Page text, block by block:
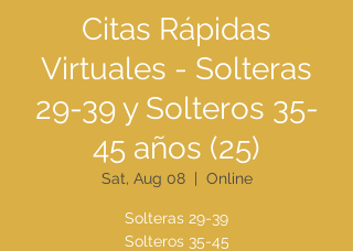
Citas Rápidas
Virtuales - Solteras
29-39 y Solteros 35-
45 años (25)
Sat, Aug 08
  |
Online
Solteras 29-39
Solteros 35-45